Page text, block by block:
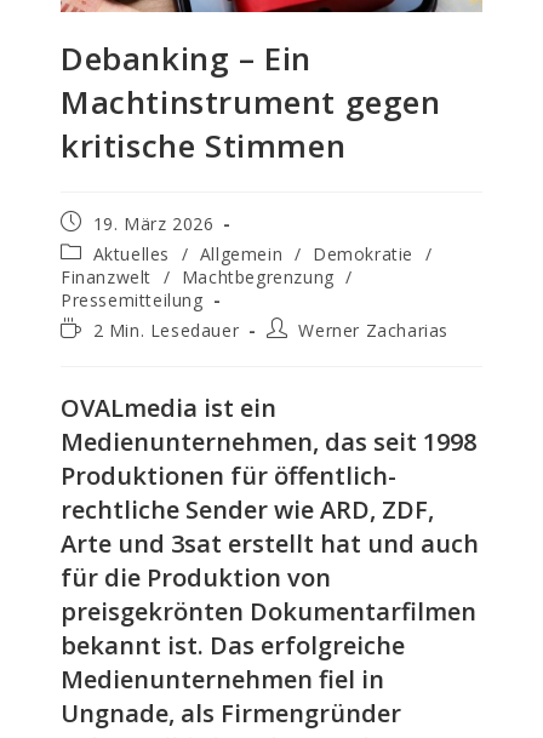
Debanking – Ein
Machtinstrument gegen
kritische Stimmen
Beitrag
veröffentlicht:
19. März 2026
Beitrags-
Kategorie:
Aktuelles / Allgemein / Demokratie
/
Finanzwelt / Machtbegrenzung /
Pressemitteilung
Lesedauer:
2 Min. Lesedauer
Beitrags-
Werner Zacharias
OVALmedia ist ein
Medienunternehmen, das seit 1998
Produktionen für öffentlich-
rechtliche Sender wie ARD, ZDF,
Arte und 3sat erstellt hat und auch
für die Produktion von
preisgekrönten Dokumentarfilmen
bekannt ist. Das erfolgreiche
Medienunternehmen fiel in
Ungnade, als Firmengründer